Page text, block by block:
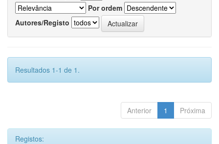
Por ordem
Autores/Registo
Resultados 1-1 de 1.
Anterior 1 Próxima
Registos: